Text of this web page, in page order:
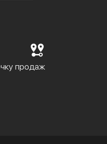
продаж